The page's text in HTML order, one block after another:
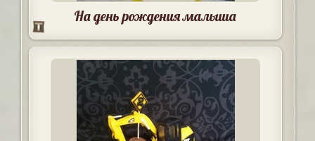
На день рождения малыша